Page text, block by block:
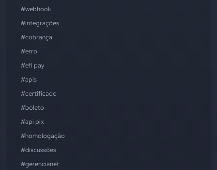
#webhook
#integrações
#cobrança
#erro
#efí pay
#apis
#certificado
#boleto
#api pix
#homologação
#discussões
#gerencianet